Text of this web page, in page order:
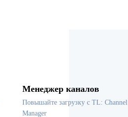
Менеджер каналов
Повышайте загрузку с TL: Channel
Manager